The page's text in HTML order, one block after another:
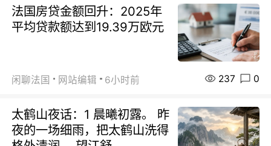
法国房贷金额回升：2025年
平均贷款额达到19.39万欧元
闲聊法国 网站编辑 6小时前 237 0
太鹤山夜话：1 晨曦初露。 昨
夜的一场细雨，把太鹤山洗得